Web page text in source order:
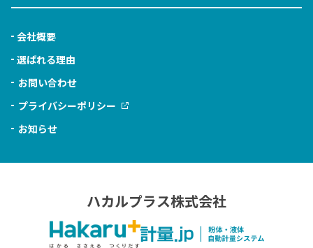
会社概要
選ばれる理由
お問い合わせ
プライバシーポリシー
お知らせ
ハカルプラス株式会社